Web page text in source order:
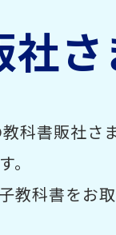
社
科書販社さ
教科書をお